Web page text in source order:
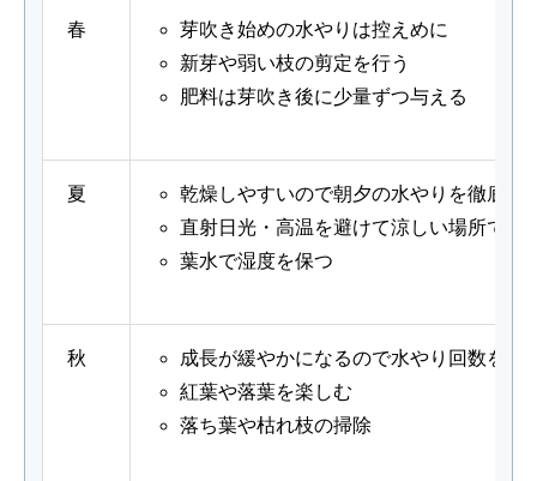
春
芽吹き始めの水やりは控えめに
新芽や弱い枝の剪定を行う
肥料は芽吹き後に少量ずつ与える
夏
乾燥しやすいので朝夕の水やりを徹底
直射日光・高温を避けて涼しい場所で管
葉水で湿度を保つ
秋
成長が緩やかになるので水やり回数を調
紅葉や落葉を楽しむ
落ち葉や枯れ枝の掃除